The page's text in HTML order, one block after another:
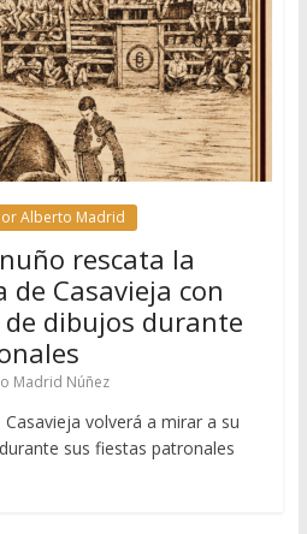
Alberto Madrid
rescata la
Casavieja con
dibujos durante
Madrid Núñez
volverá a mirar a su
sus fiestas patronales